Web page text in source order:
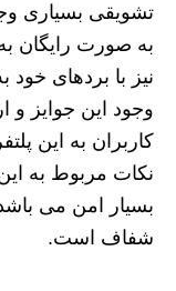
تشویقی بسیاری
به صورت رایگان
نیز با بردهای خود
وجود این جوایز
کاربران به این
نکات مربوط به
بسیار امن می
شفاف است.